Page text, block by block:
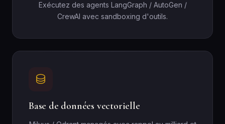
Exécutez des agents LangGraph / AutoGen /
CrewAI avec sandboxing d'outils.
Base de données vectorielle